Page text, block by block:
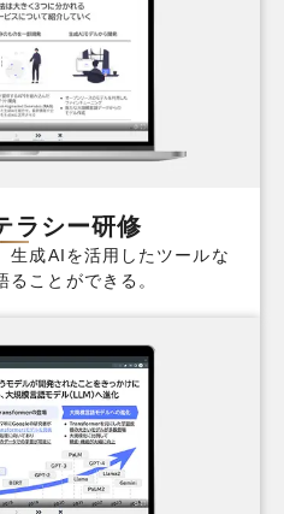
ラシー研修
生成AIを活用したツールな
ることができる。